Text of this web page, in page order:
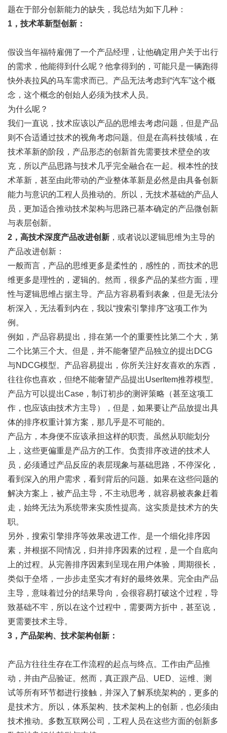
题在于部分创新能力的缺失，我总结为如下几种：
1，技术革新型创新：
假设当年福特雇佣了一个产品经理，让他确定用户关于出行
的需求，他能得到什么呢？他拿得到的，可能只是一辆跑得
快外表拉风的马车需求而已。产品无法考虑到“汽车”这个概
念，这个概念的创始人必须为技术人员。
为什么呢？
我们一直说，技术应该以产品的思维去考虑问题，但是产品
则不合适通过技术的视角考虑问题。但是在高科技领域，在
技术革新的阶段，产品形态的创新首先需要技术壁垒的攻
克，所以产品思路与技术几乎完全融合在一起。根本性的技
术革新，甚至由此带动的产业整体革新是必然是由具备创新
能力与意识的工程人员推动的。所以，无技术基础的产品人
员，更加适合推动技术架构与思路已基本确定的产品微创新
与表层创新。
2，高技术深度产品改进创新 ，或者说以逻辑思维为主导的
产品改进创新：
一般而言，产品的思维更多是柔性的，感性的，而技术的思
维更多是理性的，逻辑的。然而，很多产品的某些方面，理
性与逻辑思维占据主导。产品方容易看到表象，但是无法分
析深入，无法看到内在，我以“搜索引擎排序”这项工作为
例。
例如，产品容易提出，排在第一个的重要性比第二个大，第
二个比第三个大。但是，并不能奢望产品独立的提出DCG
与NDCG模型。产品容易提出，你所关注好友喜欢的东西，
往往你也喜欢，但绝不能奢望产品提出UserItem推荐模型。
产品方可以提出Case，制订初步的测评策略（甚至这项工
作，也应该由技术方主导），但是，如果要让产品放提出具
体的排序权重计算方案，那几乎是不可能的。
产品方，本身便不应该承担这样的职责。虽然从职能划分
上，这些更偏重是产品方的工作。负责排序改进的技术人
员，必须通过产品反应的表层现象与基础思路，不停深化，
看到深入的用户需求，看到背后的问题。如果在这些问题的
解决方案上，被产品主导，不主动思考，就容易被表象赶着
走，始终无法为系统带来实质性提高。这实质是技术方的失
职。
另外，搜索引擎排序等效果改进工作。是一个细化排序因
素，并根据不同情况，归并排序因素的过程，是一个自底向
上的过程。从完善排序因素到呈现在用户体验，周期很长，
类似于垒塔，一步步走坚实才有好的最终效果。完全由产品
主导，意味着过分的结果导向，会很容易打破这个过程，导
致基础不牢，所以在这个过程中，需要两方折中，甚至说，
更需要技术主导。
3，产品架构、技术架构创新：
产品方往往生存在工作流程的起点与终点。工作由产品推
动，并由产品验证。然而，真正跟产品、UED、运维、测
试等所有环节都进行接触，并深入了解系统架构的，更多的
是技术方。所以，体系架构、技术架构上的创新，也必须由
技术推动。多数互联网公司，工程人员在这些方面的创新多